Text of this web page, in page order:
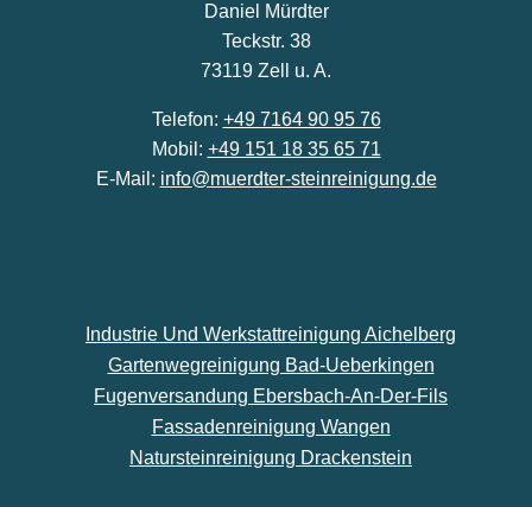
Daniel Mürdter
Teckstr. 38
73119 Zell u. A.
Telefon: +49 7164 90 95 76
Mobil: +49 151 18 35 65 71
E-Mail: info@muerdter-steinreinigung.de
Industrie Und Werkstattreinigung Aichelberg
Gartenwegreinigung Bad-Ueberkingen
Fugenversandung Ebersbach-An-Der-Fils
Fassadenreinigung Wangen
Natursteinreinigung Drackenstein